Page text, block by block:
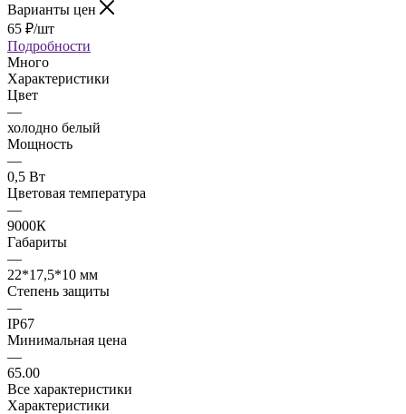
Варианты цен
65 ₽/шт
Подробности
Много
Характеристики
Цвет
—
холодно белый
Мощность
—
0,5 Вт
Цветовая температура
—
9000К
Габариты
—
22*17,5*10 мм
Степень защиты
—
IP67
Минимальная цена
—
65.00
Все характеристики
Характеристики